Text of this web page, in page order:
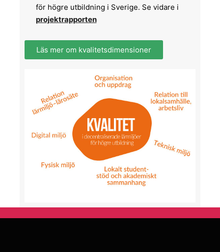
för högre utbildning i Sverige. Se vidare i
projektrapporten
Läs mer om kvalitetsdimensioner